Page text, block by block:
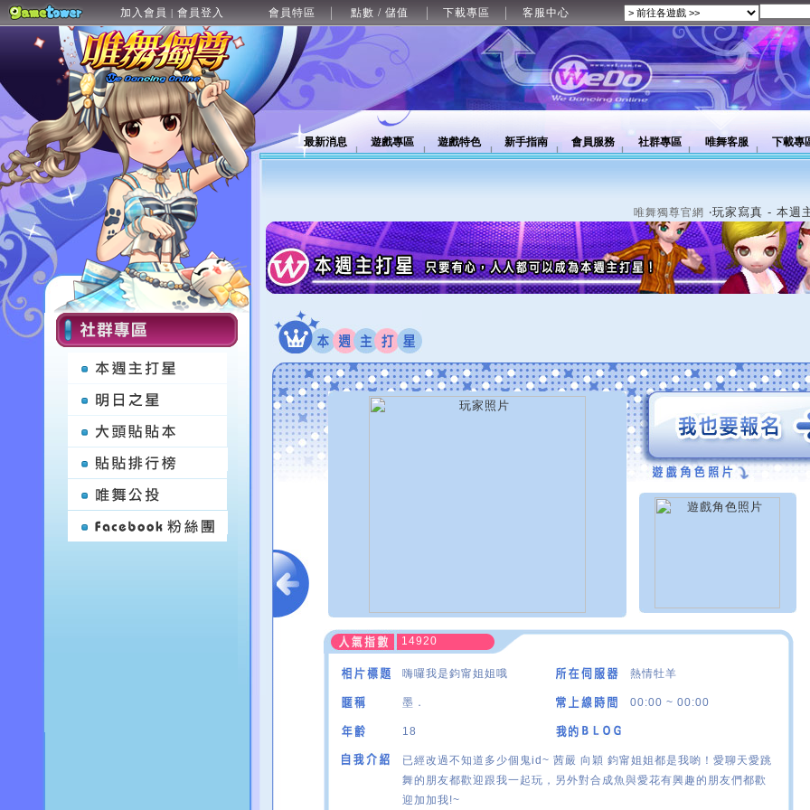
加入會員 | 會員登入 會員特區 點數 / 儲值 下載專區 客服中心
最新消息 遊戲專區 遊戲特色 新手指南 會員服務 社群專區 唯舞客服 下載專
唯舞獨尊官網 ‧玩家寫真 - 本週
14920
嗨囉我是鈞甯姐姐哦 熱情牡羊
墨． 00:00 ~ 00:00
18
已經改過不知道多少個鬼id~ 茜嚴 向穎 鈞甯姐姐都是我喲！愛聊天愛跳
舞的朋友都歡迎跟我一起玩，另外對合成魚與愛花有興趣的朋友們都歡
迎加加我!~